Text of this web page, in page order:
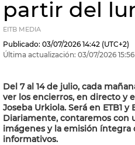
partir del
EITB MEDIA
Publicado: 03/07/2026 14:42 (UTC+2)
Última actualización: 03/07/2026 15:56
Del 7 al 14 de julio, cada
ver los encierros, en directo y
Joseba Urkiola. Será en ETB1 y
Diariamente, contaremos con
imágenes y la emisión íntegra
informativos.